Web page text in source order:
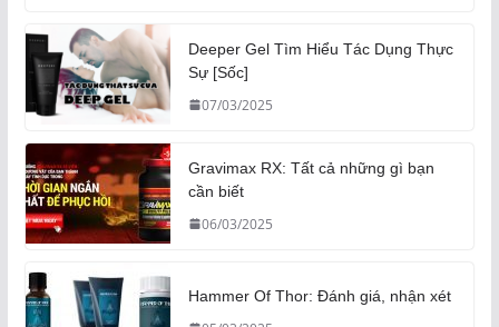
Deeper Gel Tìm Hiểu Tác Dụng Thực
Sự [Sốc]
07/03/2025
Gravimax RX: Tất cả những gì bạn
cần biết
06/03/2025
Hammer Of Thor: Đánh giá, nhận xét